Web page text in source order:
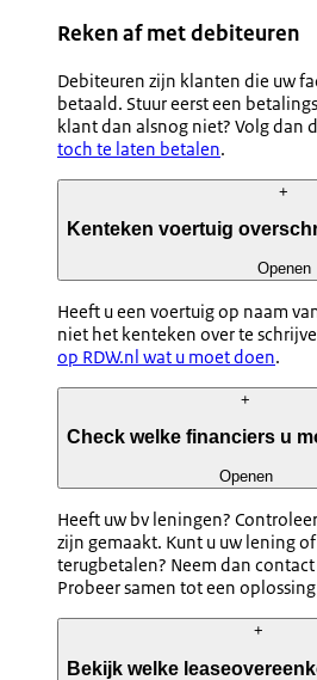
Reken af met debiteuren
Debiteuren zijn klanten die uw
betaald. Stuur eerst een
klant dan alsnog niet? Volg dan
toch te laten betalen.
+
Kenteken voertuig
Openen
Heeft u een voertuig op naam
niet het kenteken over te
op RDW.nl wat u moet doen.
+
Check welke financiers u
Openen
Heeft uw bv leningen?
zijn gemaakt. Kunt u uw lening
terugbetalen? Neem dan
Probeer samen tot een
+
Bekijk welke